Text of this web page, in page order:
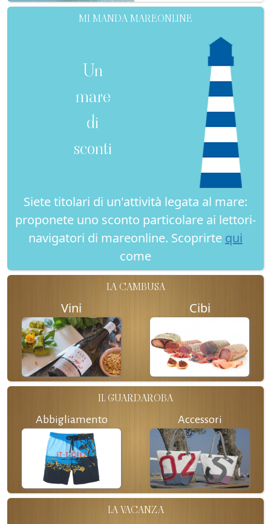
MI MANDA MAREONLINE
Un
mare
di
sconti
Siete titolari di un'attività legata al mare:
proponete uno sconto particolare ai lettori-
navigatori di mareonline. Scoprirte qui
come
LA CAMBUSA
Vini Cibi
IL GUARDAROBA
Abbigliamento Accessori
LA VACANZA